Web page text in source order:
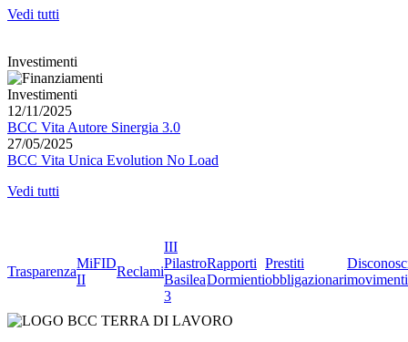
Vedi tutti
Investimenti
Investimenti
12/11/2025
BCC Vita Autore Sinergia 3.0
27/05/2025
BCC Vita Unica Evolution No Load
Vedi tutti
Trasparenza
MiFID
II
Reclami
III
Pilastro
Basilea
3
Rapporti
Dormienti
Prestiti
obbligazionarimovimenti